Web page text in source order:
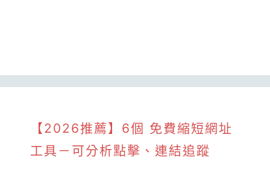
【2026推薦】6個 免費縮短網址
工具－可分析點擊、連結追蹤